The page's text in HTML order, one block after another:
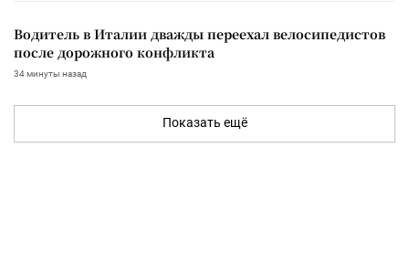
Водитель в Италии дважды переехал велосипедистов
после дорожного конфликта
34 минуты назад
Показать ещё